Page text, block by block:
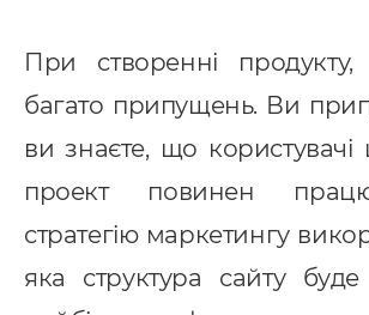
При створенні
багато припущень. Ви
ви знаєте, що користувачі
проект повинен
стратегію маркетингу
яка структура сайту